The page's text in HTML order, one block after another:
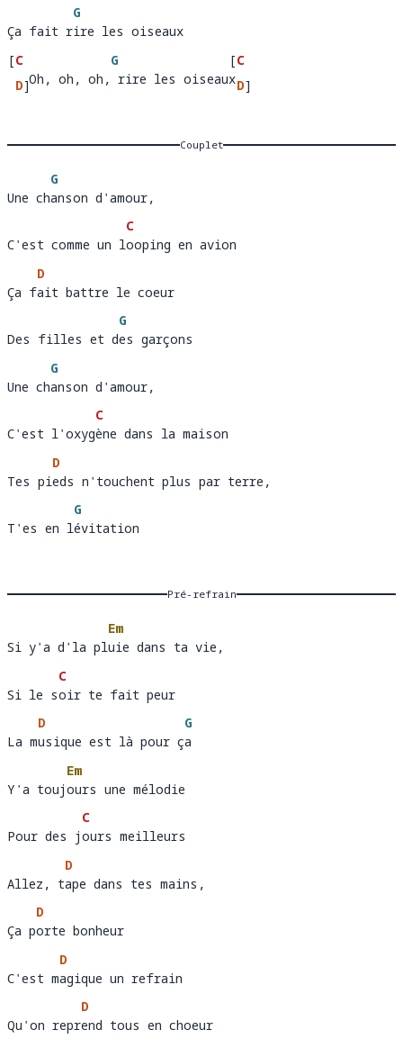
Ça fait r
G
ire les oiseaux
Ça fait rire les oiseaux
[C
  Oh,
D]
, oh, r
G
ire les oiseaux
[C
D]
   Oh, oh, oh, rire les oiseaux
Couplet
Une ch
G
anson d'amour,
Une chanson d'amour,
C'est comme un l
C
o
C'est comme un looping en avion
Ça f
D
ait battre le coeur
Ça fait battre le coeur
Des filles et d
G
e
Des filles et des garçons
Une ch
G
anson d'amour
Une chanson d'amour,
C'est l'oxyg
C
è
C'est l'oxygène dans la maison
Tes pi
D
eds n'touchent plus par terre
Tes pieds n'touchent plus par terre,
T'es en l
G
é
T'es en lévitation
Pré-refrain
Si y'a d'la pl
Em
uie dans
Si y'a d'la pluie dans ta vie,
Si le s
C
o
Si le soir te fait peur
La m
D
usique est là pour ç
G
a
La musique est là pour ça
Y'a touj
Em
ours une mélodie
Y'a toujours une mélodie
Pour des j
C
o
Pour des jours meilleurs
Allez, t
D
a
Allez, tape dans tes mains,
Ça p
D
o
Ça porte bonheur
C'est m
D
a
C'est magique un refrain
Qu'on repr
D
e
Qu'on reprend tous en choeur